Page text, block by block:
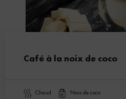
Café à la noix de coco
chaud noix de coco